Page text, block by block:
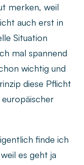
merken, weil
auch erst in
Situation
mal spannend
wichtig und
diese Pflicht
finde ich
es geht ja